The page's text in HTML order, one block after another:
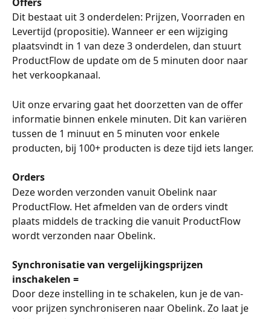
Dit bestaat uit 3 onderdelen: Prijzen, Voorraden en
Levertijd (propositie). Wanneer er een wijziging
plaatsvindt in 1 van deze 3 onderdelen, dan stuurt
ProductFlow de update om de 5 minuten door naar
het verkoopkanaal.
Uit onze ervaring gaat het doorzetten van de offer
informatie binnen enkele minuten. Dit kan variëren
tussen de 1 minuut en 5 minuten voor enkele
producten, bij 100+ producten is deze tijd iets langer.
Orders
Deze worden verzonden vanuit Obelink naar
ProductFlow. Het afmelden van de orders vindt
plaats middels de tracking die vanuit ProductFlow
wordt verzonden naar Obelink.
Synchronisatie van vergelijkingsprijzen
inschakelen =
Door deze instelling in te schakelen, kun je de van-
voor prijzen synchroniseren naar Obelink. Zo laat je